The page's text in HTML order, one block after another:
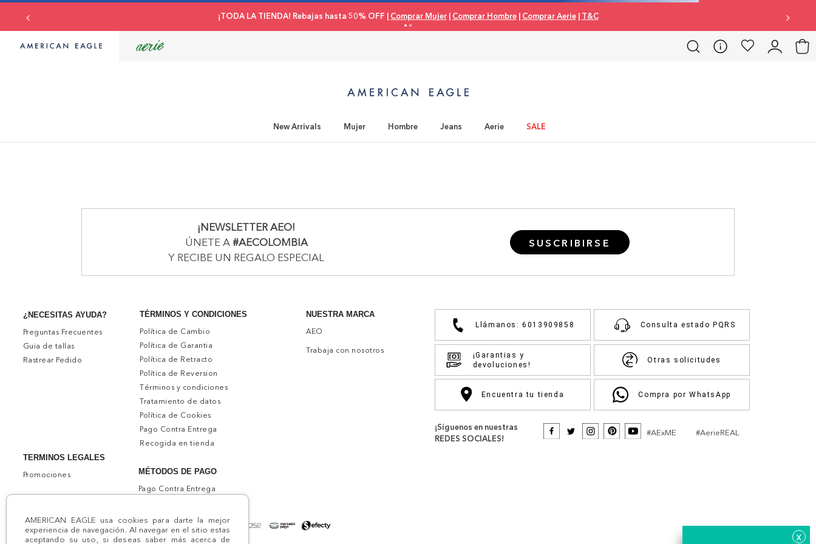
AMERICAN EAGLE usa cookies para darte la mejor
experiencia de navegación. Al navegar en el sitio estas
aceptando su uso, si deseas saber más acerca de
¡TODA LA TIENDA! Rebajas hasta 50% OFF | Comprar Mujer| Comprar Hombre| Comprar Aerie| T&C
New Arrivals Mujer Hombre Jeans Aerie SALE
x
¡NEWSLETTER AEO!
ÚNETE A #AECOLOMBIA
Y RECIBE UN REGALO ESPECIAL
SUSCRIBIRSE
¿NECESITAS AYUDA?
Preguntas Frecuentes
Guia de tallas
Rastrear Pedido
TERMINOS LEGALES
Promociones
TÉRMINOS Y CONDICIONES
Política de Cambio
Política de Garantia
Política de Retracto
Política de Reversion
Términos y condiciones
Tratamiento de datos
Política de Cookies
Pago Contra Entrega
Recogida en tienda
NUESTRA MARCA
AEO
Trabaja con nosotros
MÉTODOS DE PAGO
Pago Contra Entrega
Llámanos: 6013909858 Consulta estado PQRS
¡Garantias y
devoluciones!
Otras solicitudes
Encuentra tu tienda Compra por WhatsApp
¡Síguenos en nuestras
REDES SOCIALES!
#AExME #AerieREAL